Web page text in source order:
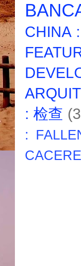
CHINA
: 检查
: